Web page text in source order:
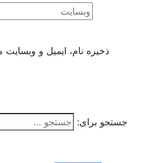
ذخیره نام، ایمیل و وبسایت
برای: